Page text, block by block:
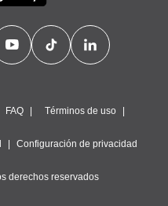
FAQ Términos de uso
Configuración de privacidad
derechos reservados